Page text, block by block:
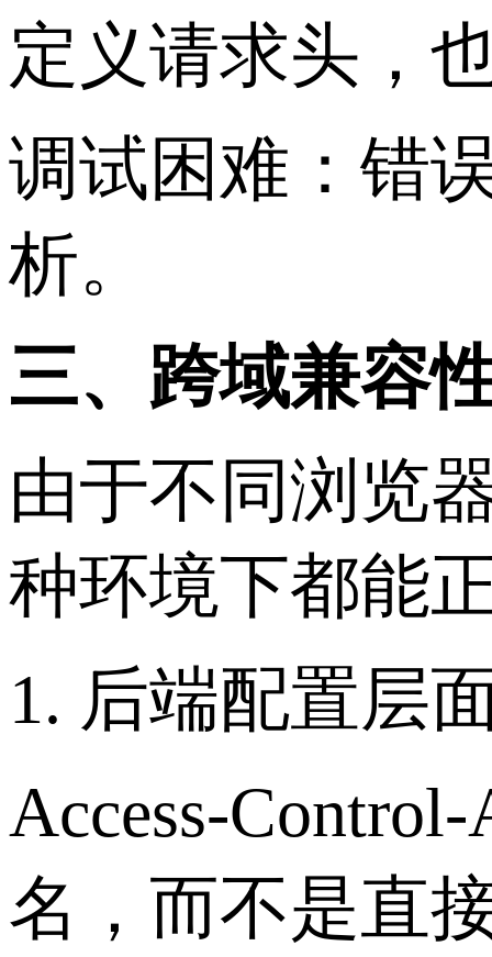
定义请求头，
调试困难：错
析。
三、跨域兼容
由于不同浏览
种环境下都能
1. 后端配置层
Access-
名，而不是直